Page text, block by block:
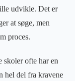
udvikle. Det er
at søge, men
proces.
skoler ofte har en
hel del fra kravene